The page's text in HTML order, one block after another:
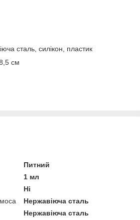
сталь, силікон, пластик
см
Питний
1 мл
Ні
Нержавіюча сталь
Нержавіюча сталь